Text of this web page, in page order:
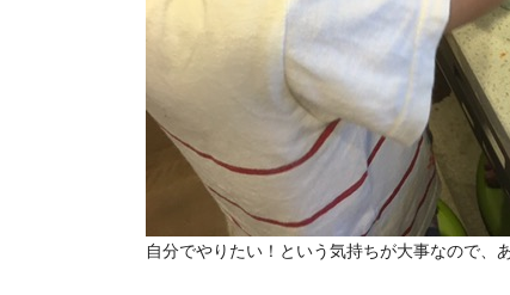
自分でやりたい！という気持ちが大事なので、